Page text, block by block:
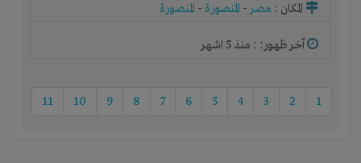
المكان : مصر- المنصورة - المنصورة
آخر ظهور: : منذ 5 اشهر
1
2
3
4
5
6
7
8
9
10
11